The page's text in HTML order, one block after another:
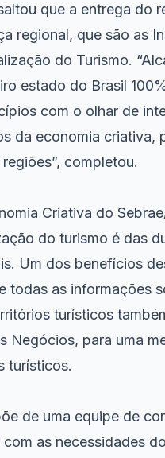
que a entrega do
regional, que são as
do Turismo.
estado do Brasil
com o olhar de
da economia criativa,
completou.
Criativa do
do turismo é das
Um dos benefícios
todas as informações
turísticos
Negócios, para uma
turísticos.
de uma equipe de
as necessidades